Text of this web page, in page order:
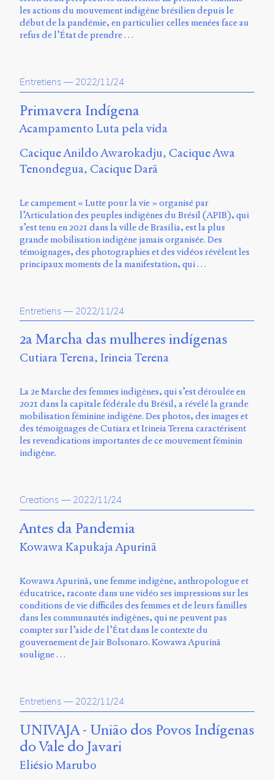
les actions du mouvement indigène brésilien depuis le
début de la pandémie, en particulier celles menées face au
refus de l’État de prendre …
Entretiens — 2022/11/24
Primavera Indígena
Acampamento Luta pela vida
Cacique Anildo Awarokadju Cacique Awa
Tenondegua Cacique Darã
Le campement « Lutte pour la vie » organisé par
l’Articulation des peuples indigènes du Brésil (APIB), qui
s’est tenu en 2021 dans la ville de Brasília, est la plus
grande mobilisation indigène jamais organisée. Des
témoignages, des photographies et des vidéos révèlent les
principaux moments de la manifestation, qui …
Entretiens — 2022/11/24
2a Marcha das mulheres indígenas
Cutiara Terena Irineia Terena
La 2e Marche des femmes indigènes, qui s’est déroulée en
2021 dans la capitale fédérale du Brésil, a révélé la grande
mobilisation féminine indigène. Des photos, des images et
des témoignages de Cutiara et Irineia Terena caractérisent
les revendications importantes de ce mouvement féminin
indigène.
Creations — 2022/11/24
Antes da Pandemia
Kowawa Kapukaja Apurinã
Kowawa Apurinã, une femme indigène, anthropologue et
éducatrice, raconte dans une vidéo ses impressions sur les
conditions de vie difficiles des femmes et de leurs familles
dans les communautés indigènes, qui ne peuvent pas
compter sur l’aide de l’État dans le contexte du
gouvernement de Jair Bolsonaro. Kowawa Apurinã
souligne …
Entretiens — 2022/11/24
UNIVAJA - União dos Povos Indígenas
do Vale do Javari
Eliésio Marubo